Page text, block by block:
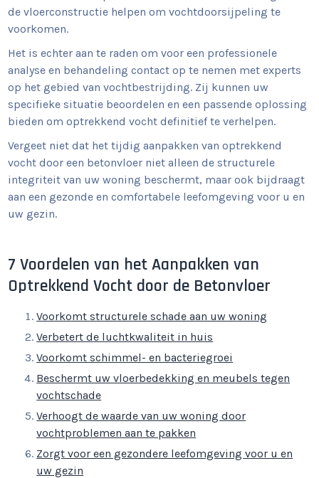
de vloerconstructie helpen om vochtdoorsijpeling te
voorkomen.
Het is echter aan te raden om voor een professionele
analyse en behandeling contact op te nemen met experts
op het gebied van vochtbestrijding. Zij kunnen uw
specifieke situatie beoordelen en een passende oplossing
bieden om optrekkend vocht definitief te verhelpen.
Vergeet niet dat het tijdig aanpakken van optrekkend
vocht door een betonvloer niet alleen de structurele
integriteit van uw woning beschermt, maar ook bijdraagt
aan een gezonde en comfortabele leefomgeving voor u en
uw gezin.
7 Voordelen van het Aanpakken van
Optrekkend Vocht door de Betonvloer
Voorkomt structurele schade aan uw woning
Verbetert de luchtkwaliteit in huis
Voorkomt schimmel- en bacteriegroei
Beschermt uw vloerbedekking en meubels tegen
vochtschade
Verhoogt de waarde van uw woning door
vochtproblemen aan te pakken
Zorgt voor een gezondere leefomgeving voor u en
uw gezin